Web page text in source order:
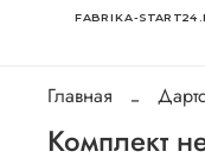
FABRIKA-
Главная Дартс
Комплект